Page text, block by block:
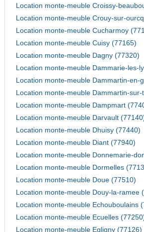
Location monte-meuble Croissy-
Location monte-meuble Crouy-sur-
Location monte-meuble Cucharmoy
Location monte-meuble Cuisy (77165)
Location monte-meuble Dagny (77320)
Location monte-meuble Dammarie-les-
Location monte-meuble Dammartin-en-
Location monte-meuble Dammartin-
Location monte-meuble Dampmart
Location monte-meuble Darvault
Location monte-meuble Dhuisy (77440)
Location monte-meuble Diant (77940)
Location monte-meuble Donnemarie-
Location monte-meuble Dormelles
Location monte-meuble Doue (77510)
Location monte-meuble Douy-la-ramee
Location monte-meuble Echouboulains
Location monte-meuble Ecuelles
Location monte-meuble Egligny (77126)